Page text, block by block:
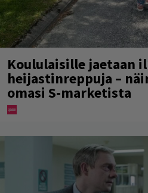
Koululaisille jaetaan
heijastinreppuja –
omasi S-marketista